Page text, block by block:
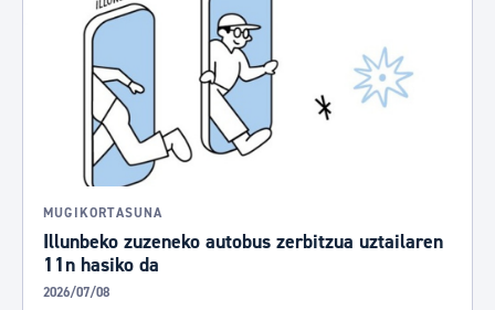
MUGIKORTASUNA
Illunbeko zuzeneko autobus zerbitzua uztailaren
11n hasiko da
2026/07/08